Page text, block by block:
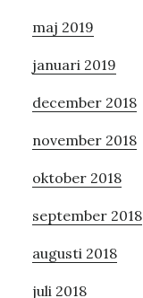
maj 2019
januari 2019
december 2018
november 2018
oktober 2018
september 2018
augusti 2018
juli 2018